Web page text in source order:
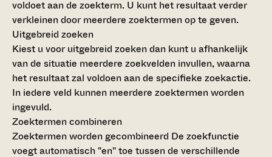
voldoet aan de zoekterm. U kunt het resultaat verder
verkleinen door meerdere zoektermen op te geven.
Uitgebreid zoeken
Kiest u voor uitgebreid zoeken dan kunt u afhankelijk
van de situatie meerdere zoekvelden invullen, waarna
het resultaat zal voldoen aan de specifieke zoekactie.
In iedere veld kunnen meerdere zoektermen worden
ingevuld.
Zoektermen combineren
Zoektermen worden gecombineerd De zoekfunctie
voegt automatisch "en" toe tussen de verschillende